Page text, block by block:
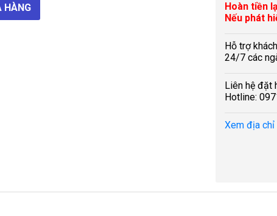
HÀNG
Hoàn tiền
Nếu phát
Hỗ trợ
24/7 các
Liên hệ đặt
Hotline:
Xem địa